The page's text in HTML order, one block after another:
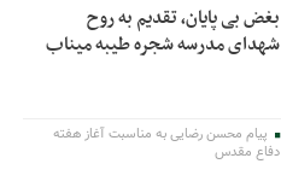
بغض بی پایان، تقدیم به روح
شهدای مدرسه شجره طیبه میناب
پیام محسن رضایی به مناسبت آغاز هفته
دفاع مقدس